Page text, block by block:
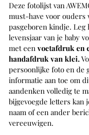
Deze fotolijst van
must-have voor ouders
pasgeboren kindje. Leg
levensjaar van je baby
met een voetafdruk en
handafdruk van klei.
persoonlijke foto en de
informatie aan toe om
aandenken volledig te
bijgevoegde letters kan
naam of een ander
vereeuwigen.